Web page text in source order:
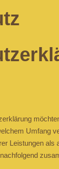
Umfang
Leistungen